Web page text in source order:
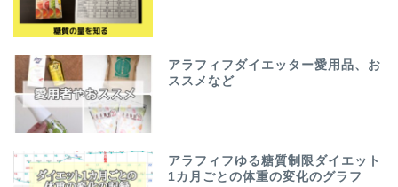
アラフィフダイエッター愛用品、お
ススメなど
アラフィフゆる糖質制限ダイエット
1カ月ごとの体重の変化のグラフ